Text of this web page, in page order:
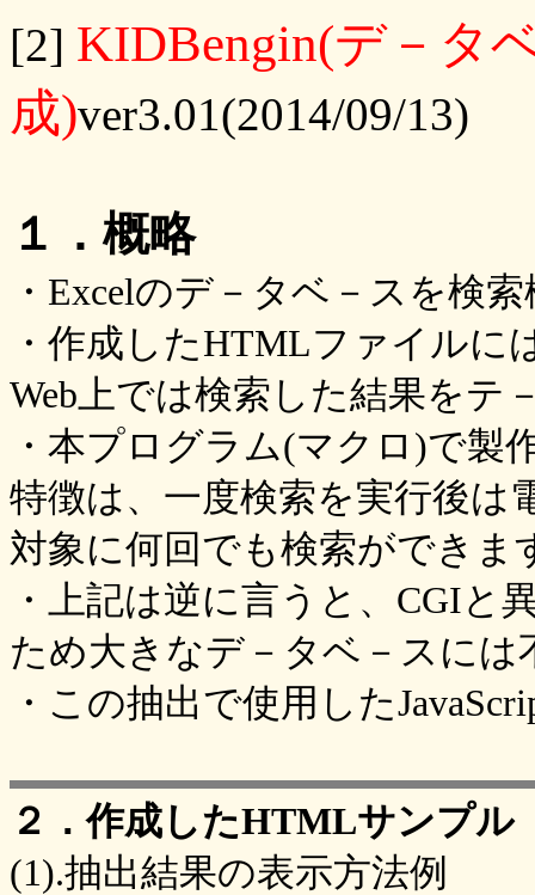
[2] KIDBengin(デ－タ
成)ver3.01(2014/09/13)
１．概略
・Excelのデ－タベ－スを検
・作成したHTMLファイルに
Web上では検索した結果をテ
・本プログラム(マクロ)で製
特徴は、一度検索を実行後は
対象に何回でも検索ができま
・上記は逆に言うと、CGIと
ため大きなデ－タベ－スには
・この抽出で使用した
２．作成したHTMLサンプル
(1).抽出結果の表示方法例